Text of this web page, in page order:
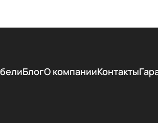
БлогО компанииКонтакты